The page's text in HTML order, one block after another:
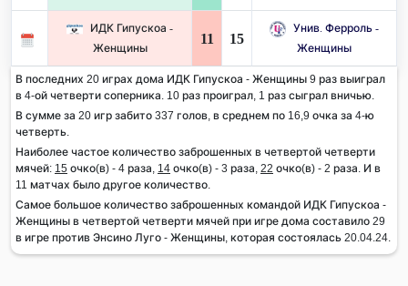
ИДК Гипускоа -
Женщины
11 15
Унив. Ферроль -
Женщины
В последних 20 играх дома ИДК Гипускоа - Женщины 9 раз выиграл
в 4-ой четверти соперника. 10 раз проиграл, 1 раз сыграл вничью.
В сумме за 20 игр забито 337 голов, в среднем по 16,9 очка за 4-ю
четверть.
Наиболее частое количество заброшенных в четвертой четверти
мячей: 15 очко(в) - 4 раза, 14 очко(в) - 3 раза, 22 очко(в) - 2 раза. И в
11 матчах было другое количество.
Самое большое количество заброшенных командой ИДК Гипускоа -
Женщины в четвертой четверти мячей при игре дома составило 29
в игре против Энсино Луго - Женщины, которая состоялась 20.04.24.